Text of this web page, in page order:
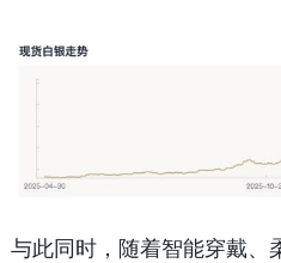
与此同时，随着智能穿戴、